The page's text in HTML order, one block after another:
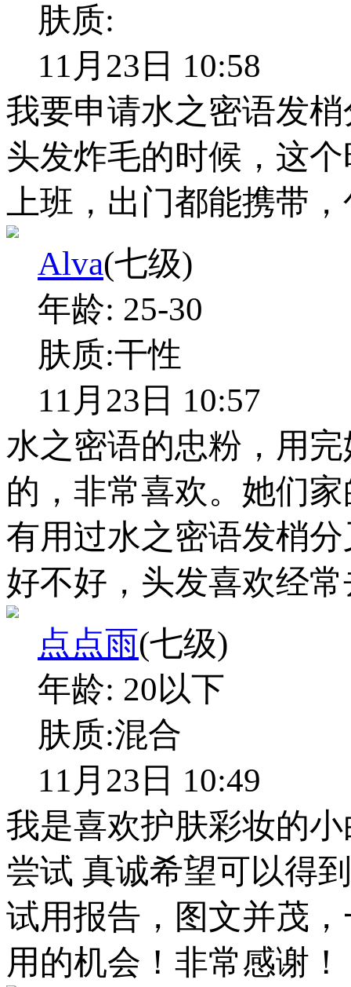
肤质:
11月23日 10:58
我要申请水之密语发
头发炸毛的时候，这
上班，出门都能携带
Alva(七级)
年龄: 25-30
肤质:干性
11月23日 10:57
水之密语的忠粉，用
的，非常喜欢。她们
有用过水之密语发梢
好不好，头发喜欢经
点点雨(七级)
年龄: 20以下
肤质:混合
11月23日 10:49
我是喜欢护肤彩妆的
尝试 真诚希望可以得
试用报告，图文并茂
用的机会！非常感谢